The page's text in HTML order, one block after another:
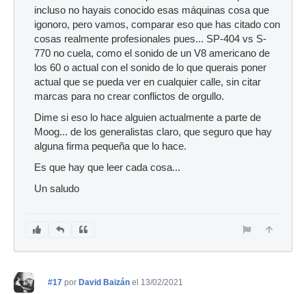
incluso no hayais conocido esas máquinas cosa que
igonoro, pero vamos, comparar eso que has citado con
cosas realmente profesionales pues... SP-404 vs S-
770 no cuela, como el sonido de un V8 americano de
los 60 o actual con el sonido de lo que querais poner
actual que se pueda ver en cualquier calle, sin citar
marcas para no crear conflictos de orgullo.
Dime si eso lo hace alguien actualmente a parte de
Moog... de los generalistas claro, que seguro que hay
alguna firma pequeña que lo hace.
Es que hay que leer cada cosa...
Un saludo
#17 por David Baizán el 13/02/2021